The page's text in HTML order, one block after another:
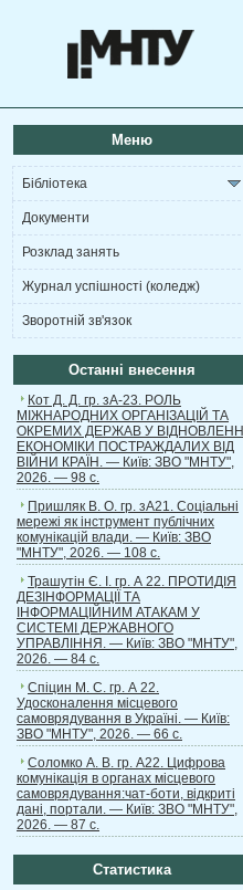
Меню
Бібліотека
Документи
Розклад занять
Журнал успішності (коледж)
Зворотній зв'язок
Останні внесення
Кот Д. Д. гр. зА-23. РОЛЬ
МІЖНАРОДНИХ ОРГАНІЗАЦІЙ ТА
ОКРЕМИХ ДЕРЖАВ У ВІДНОВЛЕННІ
ЕКОНОМІКИ ПОСТРАЖДАЛИХ ВІД
ВІЙНИ КРАЇН. — Київ: ЗВО "МНТУ",
2026. — 98 с.
Пришляк В. О. гр. зА21. Соціальні
мережі як інструмент публічних
комунікацій влади. — Київ: ЗВО
"МНТУ", 2026. — 108 с.
Трашутін Є. І. гр. А 22. ПРОТИДІЯ
ДЕЗІНФОРМАЦІЇ ТА
ІНФОРМАЦІЙНИМ АТАКАМ У
СИСТЕМІ ДЕРЖАВНОГО
УПРАВЛІННЯ. — Київ: ЗВО "МНТУ",
2026. — 84 с.
Спіцин М. С. гр. А 22.
Удосконалення місцевого
самоврядування в Україні. — Київ:
ЗВО "МНТУ", 2026. — 66 с.
Соломко А. В. гр. А22. Цифрова
комунікація в органах місцевого
самоврядування:чат-боти, відкриті
дані, портали. — Київ: ЗВО "МНТУ",
2026. — 87 с.
Статистика